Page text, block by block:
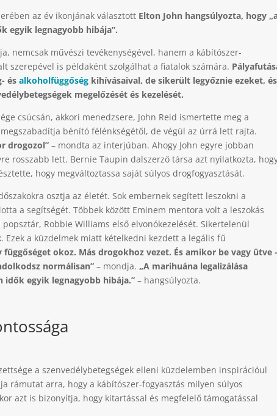
az év ikonjának választott Elton John hangsúlyozta, hogy
egyik legnagyobb hibája”.
nemcsak művészi tevékenységével, hanem a kábítószer-
szerepével is példaként szolgálhat a fiatalok számára.
ésalkoholfüggőség kihívásaival, de sikerült legyőznie ezeket, és
megelőzését és kezelését.
csúcsán, akkori menedzsere, John Reid ismertette meg a
bénító félénkségétől, de végül az úrrá lett rajta.
drogozol” – mondta az interjúban. Ahogy John egyre jobban
rosszabb lett. Bernie Taupin dalszerző társa azt nyilatkozta,
hogy megváltoztassa saját súlyos drogfogyasztását.
osztja az életét. Sok embernek segített leszokni a
a segítségét. Többek között Eminem mentora volt a leszokás
Robbie Williams első elvonókezelését. Sikertelenül
Ezek a küzdelmek miatt kételkedni kezdett a legális fű
okoz. Más drogokhoz vezet. És amikor be vagy ütve
normálisan” – mondja.„A marihuána legalizálása
idők egyik legnagyobb hibája.” – hangsúlyozta.
a szenvedélybetegségek elleni küzdelemben inspirációul
rámutat arra, hogy a kábítószer-fogyasztás milyen súlyos
azt is bizonyítja, hogy kitartással és megfelelő támogatással